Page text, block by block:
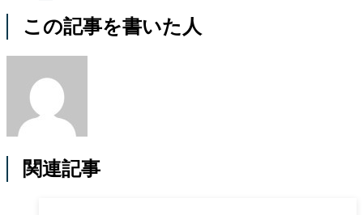
この記事を書いた人
関連記事